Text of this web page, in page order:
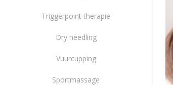
Triggerpoint therapie
Dry needling
Vuurcupping
Sportmassage